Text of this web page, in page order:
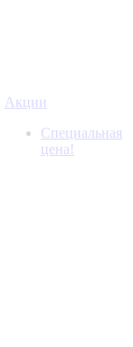
Акции
Специальная
цена!